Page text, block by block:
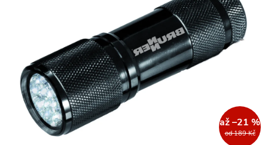
od 189 Kč
až –21 %